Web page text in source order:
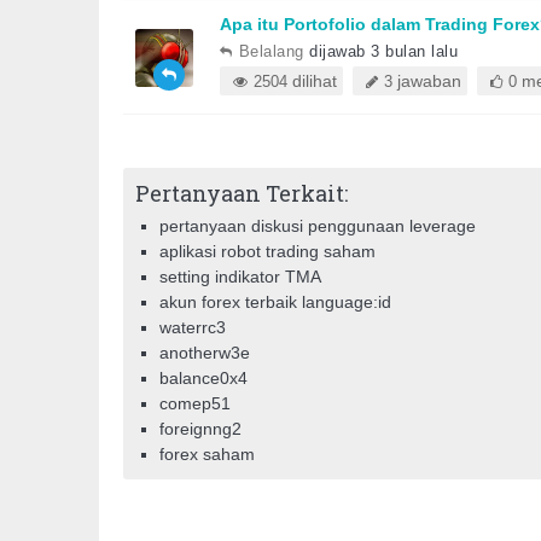
Apa itu Portofolio dalam Trading
Belalang dijawab 3 bulan lalu
2504 dilihat 3 jawaban 0
Pertanyaan Terkait:
pertanyaan diskusi penggunaan leverage
aplikasi robot trading saham
setting indikator TMA
akun forex terbaik language:id
waterrc3
anotherw3e
balance0x4
comep51
foreignng2
forex saham